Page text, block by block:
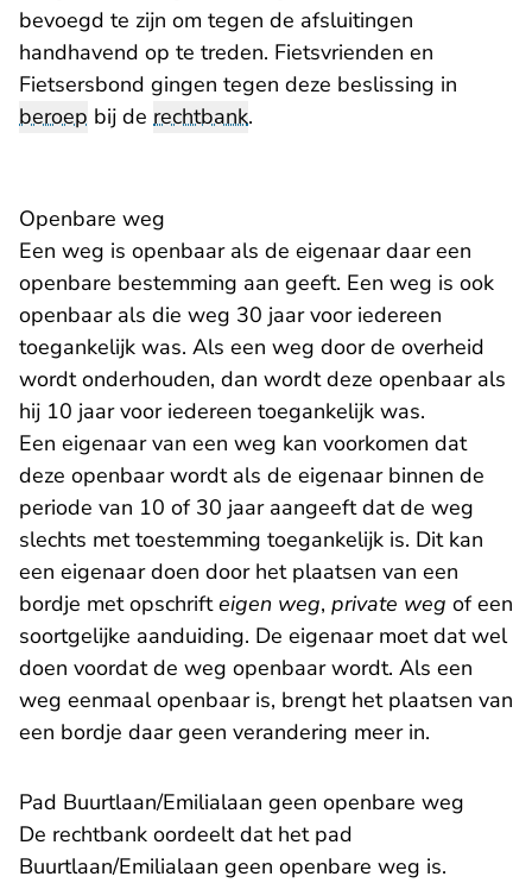
bevoegd te zijn om tegen de afsluitingen
handhavend op te treden. Fietsvrienden en
Fietsersbond gingen tegen deze beslissing in
beroep bij de rechtbank.
Openbare weg
Een weg is openbaar als de eigenaar daar een
openbare bestemming aan geeft. Een weg is ook
openbaar als die weg 30 jaar voor iedereen
toegankelijk was. Als een weg door de overheid
wordt onderhouden, dan wordt deze openbaar als
hij 10 jaar voor iedereen toegankelijk was.
Een eigenaar van een weg kan voorkomen dat
deze openbaar wordt als de eigenaar binnen de
periode van 10 of 30 jaar aangeeft dat de weg
slechts met toestemming toegankelijk is. Dit kan
een eigenaar doen door het plaatsen van een
bordje met opschrifteigen weg, private weg of een
soortgelijke aanduiding. De eigenaar moet dat wel
doen voordat de weg openbaar wordt. Als een
weg eenmaal openbaar is, brengt het plaatsen van
een bordje daar geen verandering meer in.
Pad Buurtlaan/Emilialaan geen openbare weg
De rechtbank oordeelt dat het pad
Buurtlaan/Emilialaan geen openbare weg is.